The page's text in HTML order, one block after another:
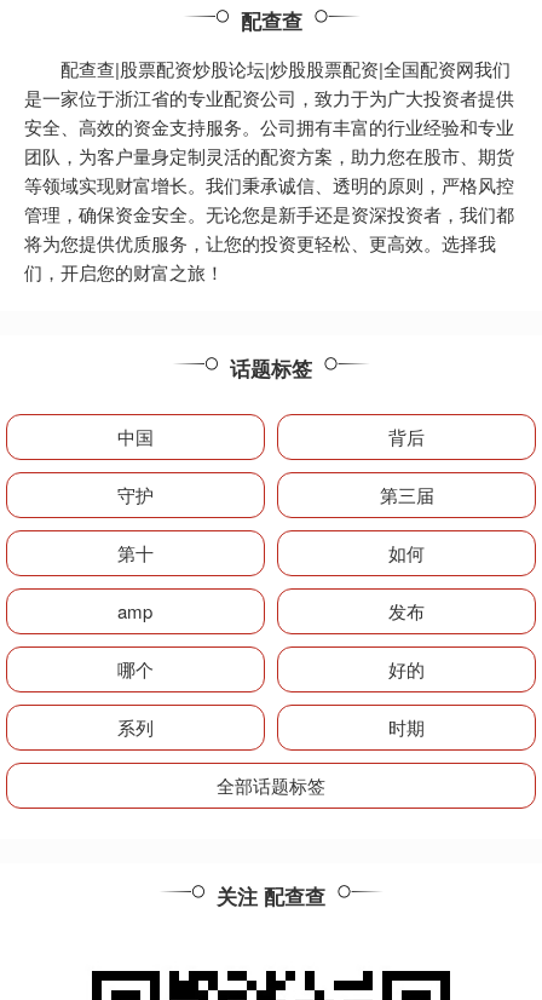
配查查
配查查|股票配资炒股论坛|炒股股票配资|全国配资网我们
是一家位于浙江省的专业配资公司，致力于为广大投资者提供
安全、高效的资金支持服务。公司拥有丰富的行业经验和专业
团队，为客户量身定制灵活的配资方案，助力您在股市、期货
等领域实现财富增长。我们秉承诚信、透明的原则，严格风控
管理，确保资金安全。无论您是新手还是资深投资者，我们都
将为您提供优质服务，让您的投资更轻松、更高效。选择我
们，开启您的财富之旅！
话题标签
中国 背后
守护 第三届
第十 如何
amp 发布
哪个 好的
系列 时期
全部话题标签
关注 配查查